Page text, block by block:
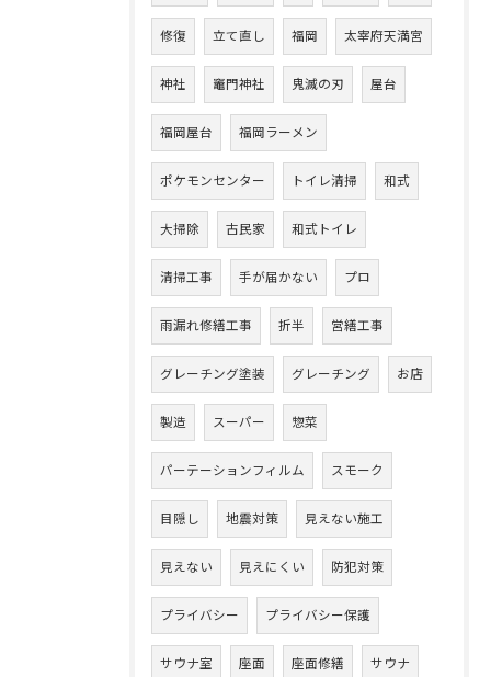
修復 立て直し 福岡 太宰府天満宮
神社 竈門神社 鬼滅の刃 屋台
福岡屋台 福岡ラーメン
ポケモンセンター トイレ清掃 和式
大掃除 古民家 和式トイレ
清掃工事 手が届かない プロ
雨漏れ修繕工事 折半 営繕工事
グレーチング塗装 グレーチング お店
製造 スーパー 惣菜
パーテーションフィルム スモーク
目隠し 地震対策 見えない施工
見えない 見えにくい 防犯対策
プライバシー プライバシー保護
サウナ室 座面 座面修繕 サウナ